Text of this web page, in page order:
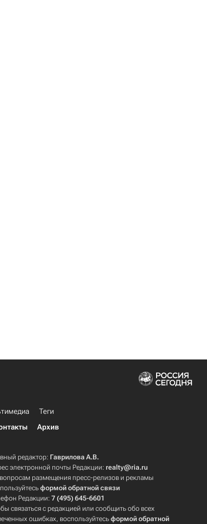
Теги
Архив
редактор: Гаврилова А.В.
электронной почты Редакции: realty@ria.ru
размещения пресс-релизов и рекламы
формой обратной связи
Редакции:7 (495) 645-6601
связаться с редакцией или сообщить обо всех
ошибках, воспользуйтесьформой обратной